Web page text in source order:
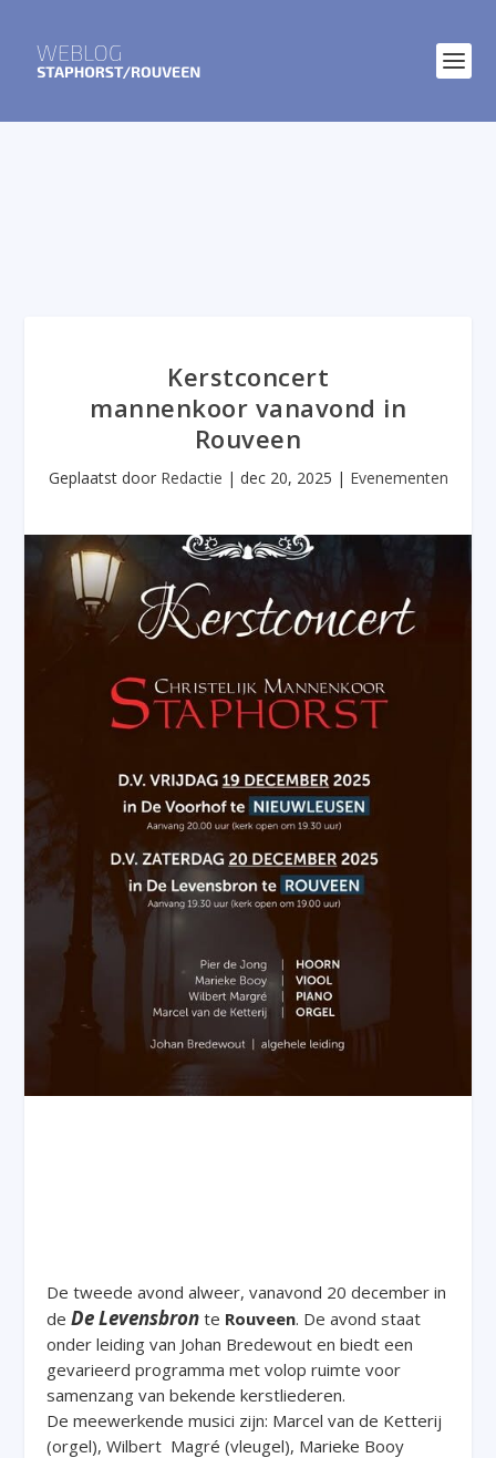
Kerstconcert
mannenkoor vanavond in
Rouveen
Geplaatst door Redactie | dec 20, 2025 | Evenementen
De tweede avond alweer, vanavond 20 december in
deDe Levensbronte Rouveen. De avond staat
onder leiding van Johan Bredewout en biedt een
gevarieerd programma met volop ruimte voor
samenzang van bekende kerstliederen.
De meewerkende musici zijn: Marcel van de Ketterij
(orgel), Wilbert Magré (vleugel), Marieke Booy